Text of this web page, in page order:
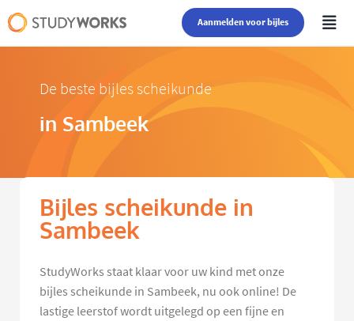
Aanmelden voor bijles
De beste bijles scheikunde
in Sambeek
Bijles scheikunde in
Sambeek
StudyWorks staat klaar voor uw kind met onze
bijles scheikunde in Sambeek, nu ook online! De
lastige leerstof wordt uitgelegd op een fijne en